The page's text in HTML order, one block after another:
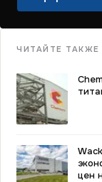
ЧИТАЙТЕ ТАКЖЕ
цен